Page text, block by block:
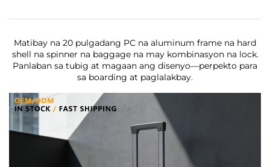
Matibay na 20 pulgadang PC na aluminum frame na hard
shell na spinner na baggage na may kombinasyon na lock.
Panlaban sa tubig at magaan ang disenyo—perpekto para
sa boarding at paglalakbay.